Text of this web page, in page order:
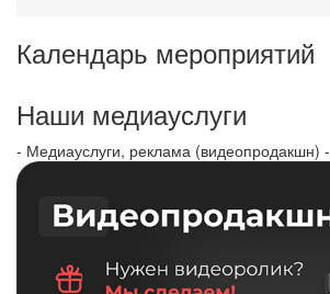
Календарь мероприятий
Наши медиауслуги
- Медиауслуги, реклама (видеопродакшн) -